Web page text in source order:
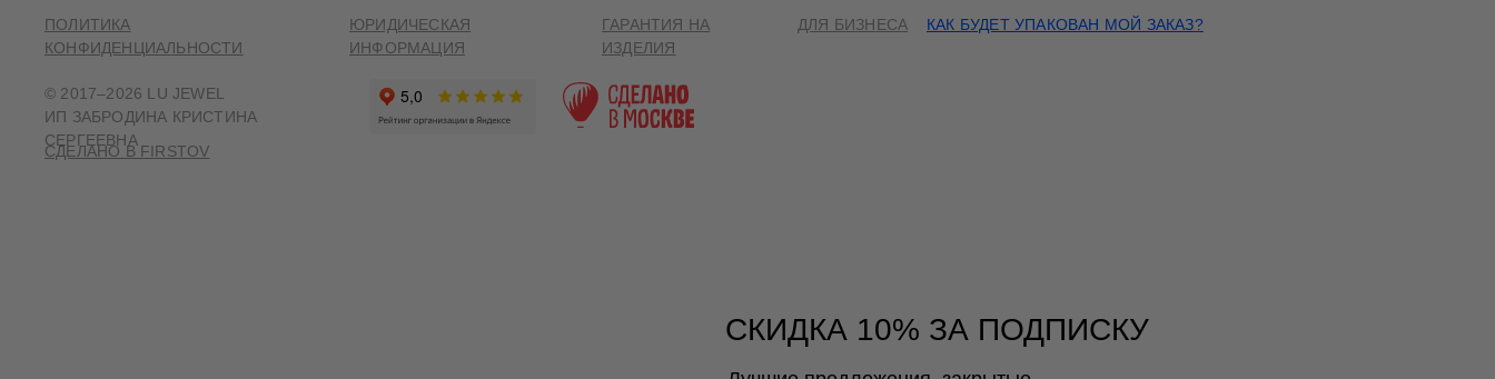
ПОЛИТИКА
КОНФИДЕНЦИАЛЬНОСТИ
ЮРИДИЧЕСКАЯ
ИНФОРМАЦИЯ
ГАРАНТИЯ НА
ИЗДЕЛИЯ
ДЛЯ БИЗНЕСА
© 2017–2026 LU JEWEL
ИП ЗАБРОДИНА КРИСТИНА
СЕРГЕЕВНА
СДЕЛАНО В FIRSTOV
КАК БУДЕТ УПАКОВАН МОЙ ЗАКАЗ?
СКИДКА 10% ЗА ПОДПИСКУ